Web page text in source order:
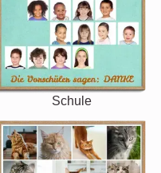
Schule